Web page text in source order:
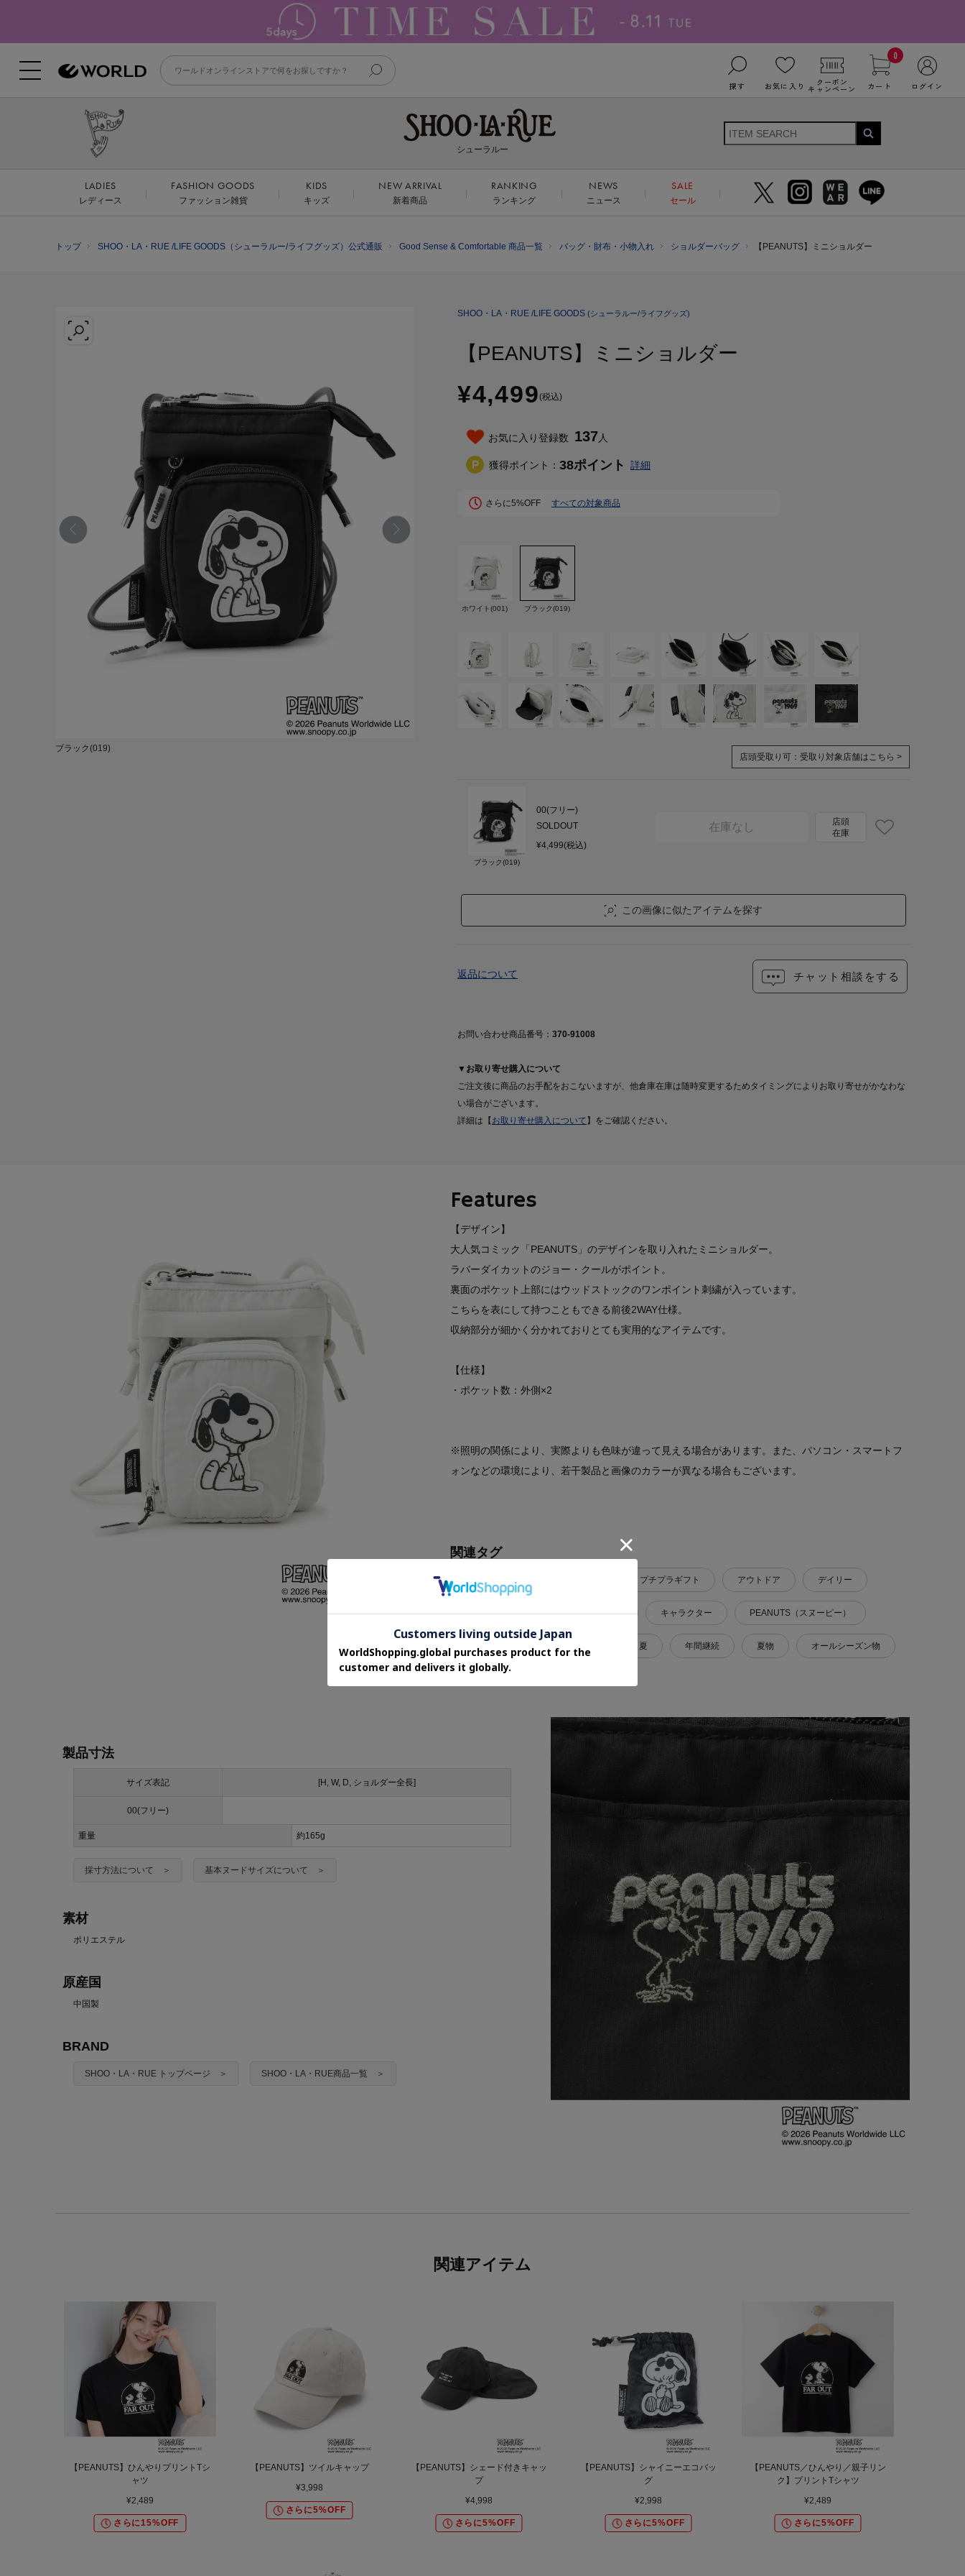
探す お気に入り クーポン
キャンペーン
0
カート ログイン
シューラルー
LADIES
レディース
FASHION GOODS
ファッション雑貨
KIDS
キッズ
NEW ARRIVAL
新着商品
RANKING
ランキング
NEWS
ニュース
SALE
セール
トップ SHOO・LA・RUE /LIFE GOODS（シューラルー/ライフグッズ）公式通販 Good Sense & Comfortable 商品一覧 バッグ・財布・小物入れ ショルダーバッグ 【PEANUTS】ミニショルダー
ブラック(019)
SHOO・LA・RUE /LIFE GOODS (シューラルー/ライフグッズ)
【PEANUTS】ミニショルダー
¥4,499(税込)
お気に入り登録数 137人
獲得ポイント： 38ポイント 詳細
さらに5%OFF すべての対象商品
ホワイト(001) ブラック(019)
店頭受取り可： 受取り対象店舗はこちら >
ブラック(019)
00(フリー)
SOLDOUT
¥4,499(税込)
在庫なし
店頭
在庫
この画像に似たアイテムを探す
チャット相談をする
返品について
お問い合わせ商品番号： 370-91008
▼お取り寄せ購入について
ご注文後に商品のお手配をおこないますが、他倉庫在庫は随時変更するためタイミングによりお取り寄せがかなわな
い場合がございます。
詳細は【 お取り寄せ購入について 】をご確認ください。
Features
【デザイン】
大人気コミック「PEANUTS」のデザインを取り入れたミニショルダー。
ラバーダイカットのジョー・クールがポイント。
裏面のポケット上部にはウッドストックのワンポイント刺繍が入っています。
こちらを表にして持つこともできる前後2WAY仕様。
収納部分が細かく分かれておりとても実用的なアイテムです。
【仕様】
・ポケット数：外側×2
※照明の関係により、実際よりも色味が違って見える場合があります。また、パソコン・スマートフ
ォンなどの環境により、若干製品と画像のカラーが異なる場合もございます。
関連タグ
マザーニーズ プチプラギフト アウトドア デイリー
デイリーカジュアル カジュアル キャラクター PEANUTS（スヌーピー）
軽量バッグ 2WAY・3WAY 夏 年間継続 夏物 オールシーズン物
製品寸法
サイズ表記 [H, W, D, ショルダー全長]
00(フリー)
重量 約165g
採寸方法について ＞ 基本ヌードサイズについて ＞
素材
ポリエステル
原産国
中国製
BRAND
SHOO・LA・RUE トップページ ＞ SHOO・LA・RUE商品一覧 ＞
関連アイテム
【PEANUTS】ひんやりプリントTシ
ャツ
¥2,489
さらに15%OFF
【PEANUTS】ツイルキャップ
¥3,998
さらに5%OFF
【PEANUTS】シェード付きキャッ
プ
¥4,998
さらに5%OFF
【PEANUTS】シャイニーエコバッ
グ
¥2,998
さらに5%OFF
【PEANUTS／ひんやり／親子リン
ク】プリントTシャツ
¥2,489
さらに5%OFF